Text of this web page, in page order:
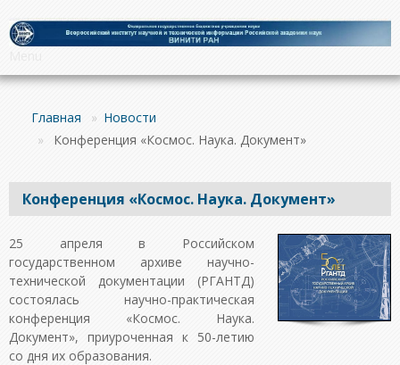
Главная » Новости
»
Конференция «Космос. Наука. Документ»
Конференция «Космос. Наука. Документ»
25 апреля в Российском
государственном архиве научно-
технической документации (РГАНТД)
состоялась научно-практическая
конференция «Космос. Наука.
Документ», приуроченная к 50-летию
со дня их образования.